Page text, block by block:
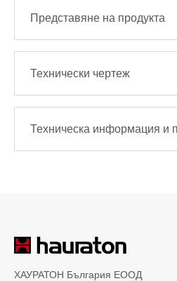
Представяне на продукта
Технически чертеж
Техническа информация и
ХАУРАТОН България ЕООД